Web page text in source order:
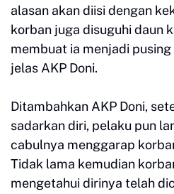
alasan akan diisi dengan
korban juga disuguhi daun
membuat ia menjadi
jelas AKP Doni.
Ditambahkan AKP Doni,
sadarkan diri, pelaku pun
cabulnya menggarap
Tidak lama kemudian
mengetahui dirinya telah